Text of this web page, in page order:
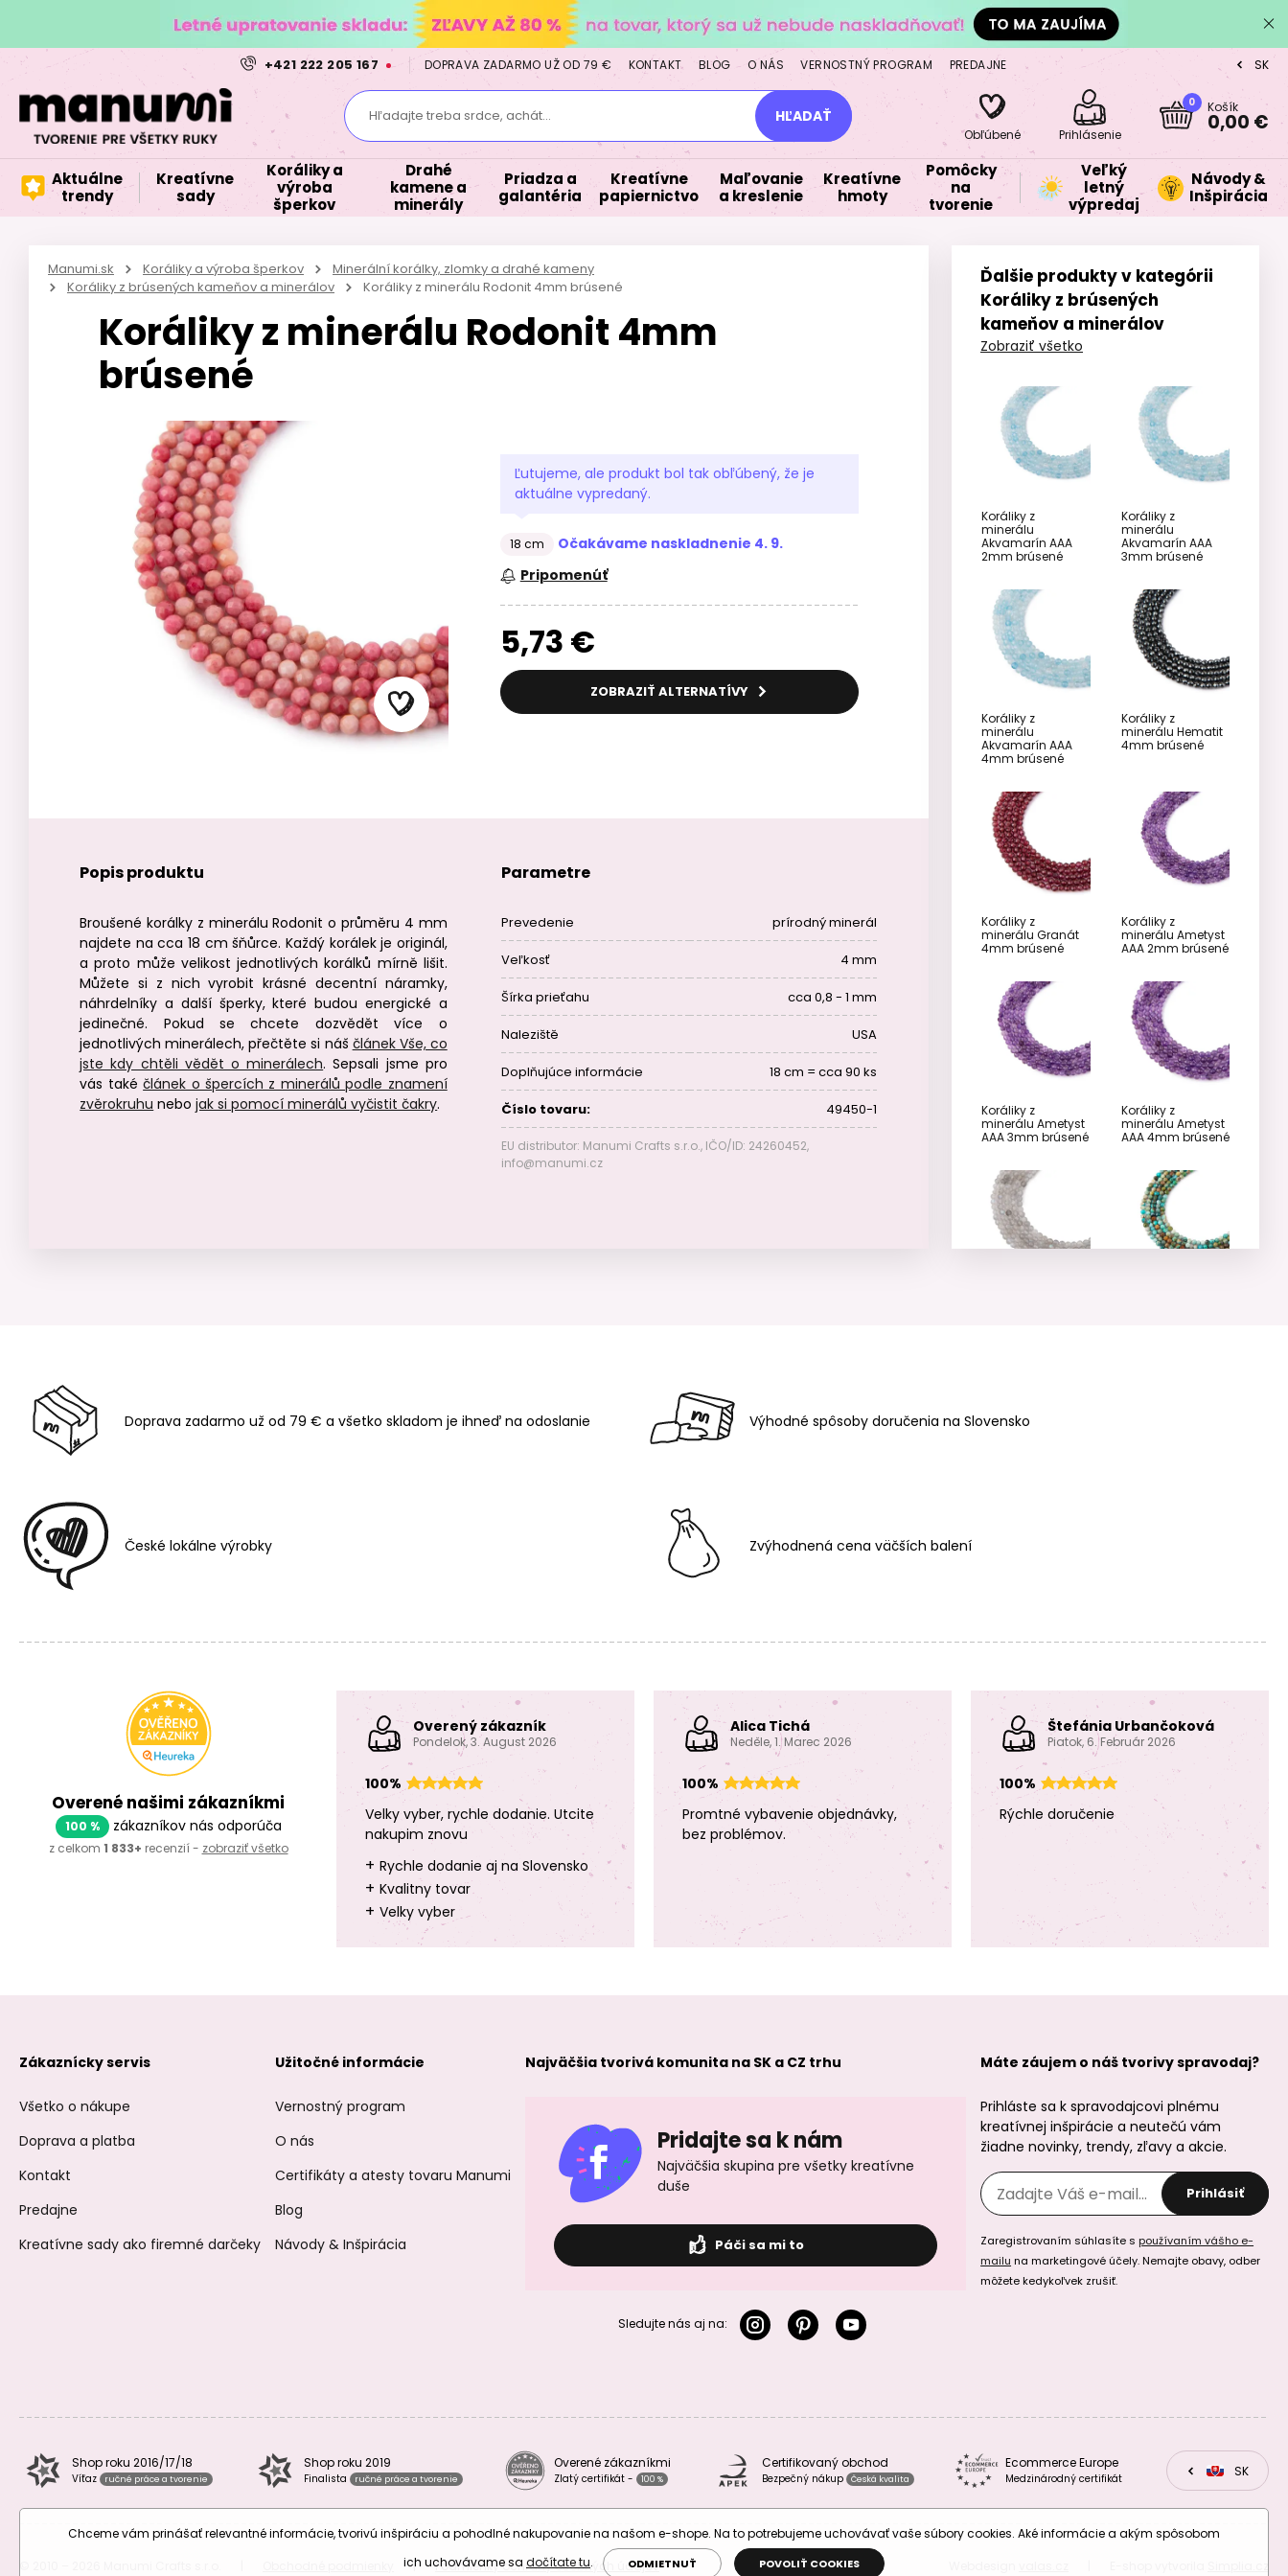
+421 222 205 167 DOPRAVA ZADARMO UŽ OD 79 € KONTAKT BLOG O NÁS VERNOSTNÝ PROGRAM PREDAJNE CZ
SK
Hľadajte treba srdce, achát... HĽADAŤ
Obľúbené Prihlásenie
0 Košík
0,00 €
Aktuálne
trendy
Kreatívne
sady
Koráliky a
výroba
šperkov
Drahé
kamene a
minerály
Priadza a
galantéria
Kreatívne
papiernictvo
Maľovanie
a kreslenie
Kreatívne
hmoty
Pomôcky
na
tvorenie
Veľký
letný
výpredaj
Návody &
Inšpirácia
Manumi.sk Koráliky a výroba šperkov
Minerální korálky, zlomky a drahé kameny
Koráliky z brúsených kameňov a minerálov
Koráliky z minerálu Rodonit 4mm brúsené
Koráliky z minerálu Rodonit 4mm
brúsené
Ľutujeme, ale produkt bol tak obľúbený, že je
aktuálne vypredaný.
18 cm
Očakávame naskladnenie 4. 9.
Pripomenúť
5,73 €
ZOBRAZIŤ ALTERNATÍVY
Popis produktu
Broušené korálky z minerálu Rodonit o průměru 4 mm
najdete na cca 18 cm šňůrce. Každý korálek je originál,
a proto může velikost jednotlivých korálků mírně lišit.
Můžete si z nich vyrobit krásné decentní náramky,
náhrdelníky a další šperky, které budou energické a
jedinečné. Pokud se chcete dozvědět více o
jednotlivých minerálech, přečtěte si náš článek Vše, co
jste kdy chtěli vědět o minerálech. Sepsali jsme pro
vás takéčlánek o špercích z minerálů podle znamení
zvěrokruhu nebojak si pomocí minerálů vyčistit čakry.
Parametre
Prevedenie prírodný minerál
Veľkosť 4 mm
Šírka prieťahu cca 0,8 - 1 mm
Naleziště USA
Doplňujúce informácie 18 cm = cca 90 ks
Číslo tovaru: 49450-1
EU distributor: Manumi Crafts s.r.o., IČO/ID: 24260452,
info@manumi.cz
Ďalšie produkty v kategórii
Koráliky z brúsených
kameňov a minerálov
Zobraziť všetko
Koráliky z
minerálu
Akvamarín AAA
2mm brúsené
Koráliky z
minerálu
Akvamarín AAA
3mm brúsené
Koráliky z
minerálu
Akvamarín AAA
4mm brúsené
Koráliky z
minerálu Hematit
4mm brúsené
Koráliky z
minerálu Granát
4mm brúsené
Koráliky z
minerálu Ametyst
AAA 2mm brúsené
Koráliky z
minerálu Ametyst
AAA 3mm brúsené
Koráliky z
minerálu Ametyst
AAA 4mm brúsené
Koráliky z
minerálu Citrín
2mm brúsené
Koráliky z
minerálu Citrín
3mm brúsené
4mm brúsené
Koráliky z
minerálu Ruženín
3mm brúsené
minerálu Ruženín
4mm brúsené
minerálu
Amazonit Peru
2mm brúsené
Koráliky z
Koráliky z
brúsené
Koráliky z
brúsené
Doprava zadarmo už od 79 € a všetko skladom je ihneď na odoslanie Výhodné spôsoby doručenia na Slovensko
České lokálne výrobky Zvýhodnená cena väčších balení
Overené našimi zákazníkmi
100 % zákazníkov nás odporúča
z celkom 1 833+ recenzií - zobraziť všetko
Overený zákazník
Pondelok, 3. August 2026
100%
Velky vyber, rychle dodanie. Utcite
nakupim znovu
+ Rychle dodanie aj na Slovensko
+ Kvalitny tovar
+ Velky vyber
Alica Tichá
Neděle, 1. Marec 2026
100%
Promtné vybavenie objednávky,
bez problémov.
Štefánia Urbančoková
Piatok, 6. Február 2026
100%
Rýchle doručenie
Zákaznícky servis
Všetko o nákupe
Doprava a platba
Kontakt
Predajne
Kreatívne sady ako firemné darčeky
Užitočné informácie
Vernostný program
O nás
Certifikáty a atesty tovaru Manumi
Blog
Návody & Inšpirácia
Najväčšia tvorivá komunita na SK a CZ trhu
Pridajte sa k nám
Najväčšia skupina pre všetky kreatívne
duše
Páči sa mi to
Sledujte nás aj na:
Máte záujem o náš tvorivy spravodaj?
Prihláste sa k spravodajcovi plnému
kreatívnej inšpirácie a neutečú vám
žiadne novinky, trendy, zľavy a akcie.
Prihlásiť
Zaregistrovaním súhlasíte s používaním vášho e-
mailu na marketingové účely. Nemajte obavy, odber
môžete kedykoľvek zrušiť.
Shop roku 2016/17/18
Víťaz ručné práce a tvorenie
Shop roku 2019
Finalista ručné práce a tvorenie
Overené zákazníkmi
Zlatý certifikát - 100 %
Certifikovaný obchod
Bezpečný nákup Česká kvalita
Ecommerce Europe
Medzinárodný certifikát CZSK
| Podmienky ochrany osobných údajov
Chceme vám prinášať relevantné informácie, tvorivú inšpiráciu a pohodlné nakupovanie na našom e-shope. Na to potrebujeme uchovávať vaše súbory cookies. Aké informácie a akým spôsobom
ich uchovávame sa dočítate tu. ODMIETNUŤ POVOLIŤ COOKIES